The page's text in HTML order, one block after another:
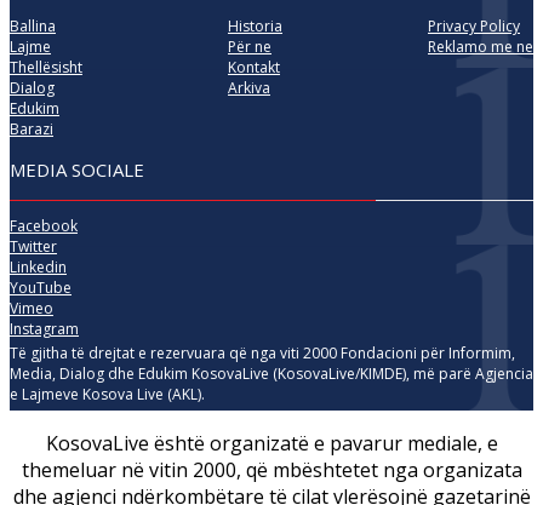
Ballina
Lajme
Thellësisht
Dialog
Edukim
Barazi
Historia
Për ne
Kontakt
Arkiva
Privacy Policy
Reklamo me ne
MEDIA SOCIALE
Facebook
Twitter
Linkedin
YouTube
Vimeo
Instagram
Të gjitha të drejtat e rezervuara që nga viti 2000 Fondacioni për Informim,
Media, Dialog dhe Edukim KosovaLive (KosovaLive/KIMDE), më parë Agjencia
e Lajmeve Kosova Live (AKL).
KosovaLive është organizatë e pavarur mediale, e
themeluar në vitin 2000, që mbështetet nga organizata
dhe agjenci ndërkombëtare të cilat vlerësojnë gazetarinë